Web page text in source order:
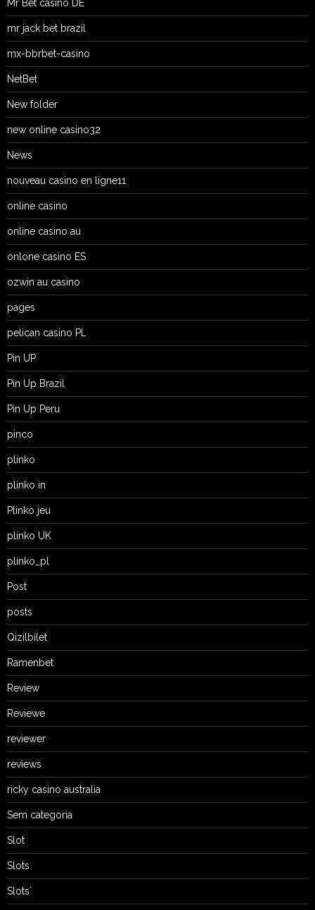
Mr Bet casino DE
mr jack bet brazil
mx-bbrbet-casino
NetBet
New folder
new online casino32
News
nouveau casino en ligne11
online casino
online casino au
onlone casino ES
ozwin au casino
pages
pelican casino PL
Pin UP
Pin Up Brazil
Pin Up Peru
pinco
plinko
plinko in
Plinko jeu
plinko UK
plinko_pl
Post
posts
Qizilbilet
Ramenbet
Review
Reviewe
reviewer
reviews
ricky casino australia
Sem categoria
Slot
Slots
Slots`